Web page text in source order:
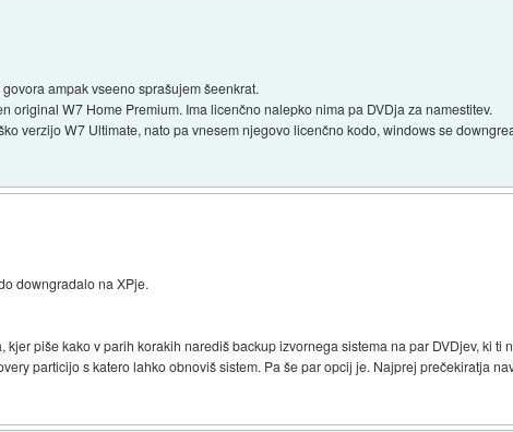
ampak vseeno sprašujem šeenkrat.
original W7 Home Premium. Ima licenčno nalepko nima pa DVDja za namestitev.
verzijo W7 Ultimate, nato pa vnesem njegovo licenčno kodo, windows se
downgradalo na XPje.
piše kako v parih korakih narediš backup izvornega sistema na par DVDjev, ki ti
particijo s katero lahko obnoviš sistem. Pa še par opcij je. Najprej prečekiratja